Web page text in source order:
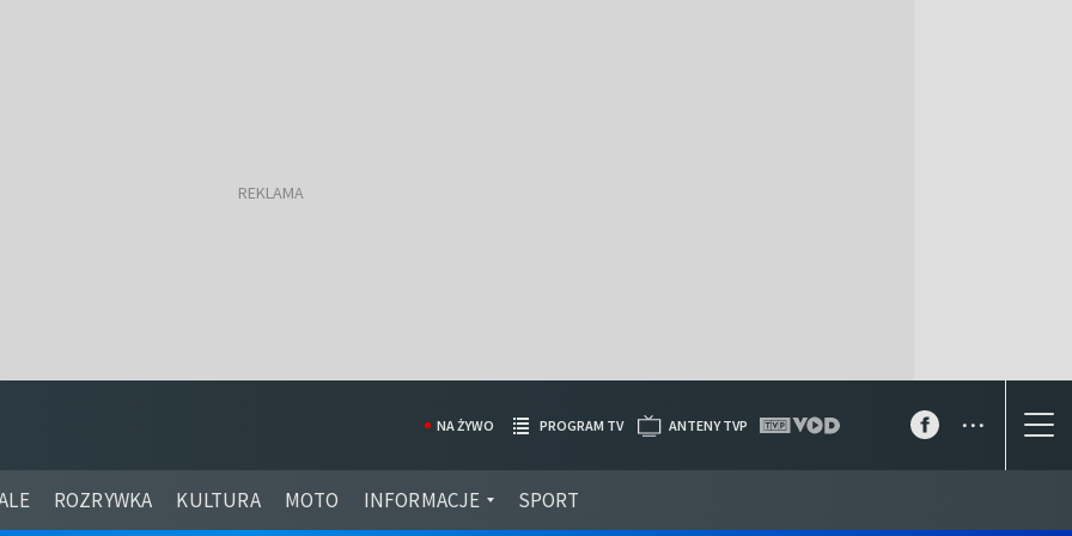
ROZRYWKA KULTURA MOTO INFORMACJE SPORT
NA ŻYWO PROGRAM TV ANTENY TVP ...